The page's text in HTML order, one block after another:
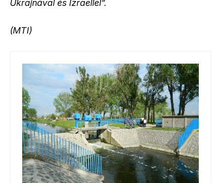
Ukrajnával és Izraellel”.
(MTI)